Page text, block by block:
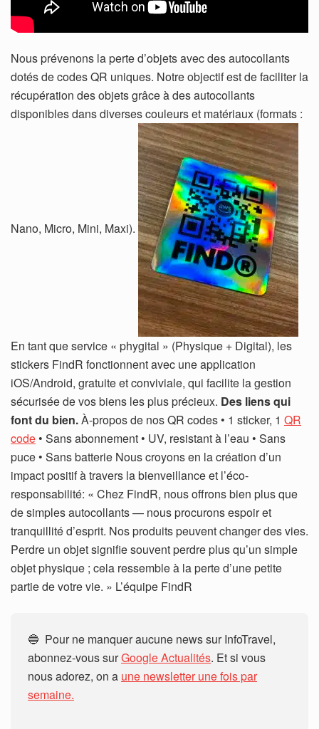
Nous prévenons la perte d’objets avec des autocollants
dotés de codes QR uniques. Notre objectif est de faciliter la
récupération des objets grâce à des autocollants
disponibles dans diverses couleurs et matériaux (formats :
Nano, Micro, Mini, Maxi).
En tant que service « phygital » (Physique + Digital), les
stickers FindR fonctionnent avec une application
iOS/Android, gratuite et conviviale, qui facilite la gestion
sécurisée de vos biens les plus précieux. Des liens qui
font du bien.À-propos de nos QR codes • 1 sticker, 1 QR
code • Sans abonnement • UV, resistant à l’eau • Sans
puce • Sans batterie Nous croyons en la création d’un
impact positif à travers la bienveillance et l’éco-
responsabilité: « Chez FindR, nous offrons bien plus que
de simples autocollants — nous procurons espoir et
tranquillité d’esprit. Nos produits peuvent changer des vies.
Perdre un objet signifie souvent perdre plus qu’un simple
objet physique ; cela ressemble à la perte d’une petite
partie de votre vie. » L’équipe FindR
🔵 Pour ne manquer aucune news sur InfoTravel,
abonnez-vous surGoogle Actualités. Et si vous
nous adorez, on a une newsletter une fois par
semaine.